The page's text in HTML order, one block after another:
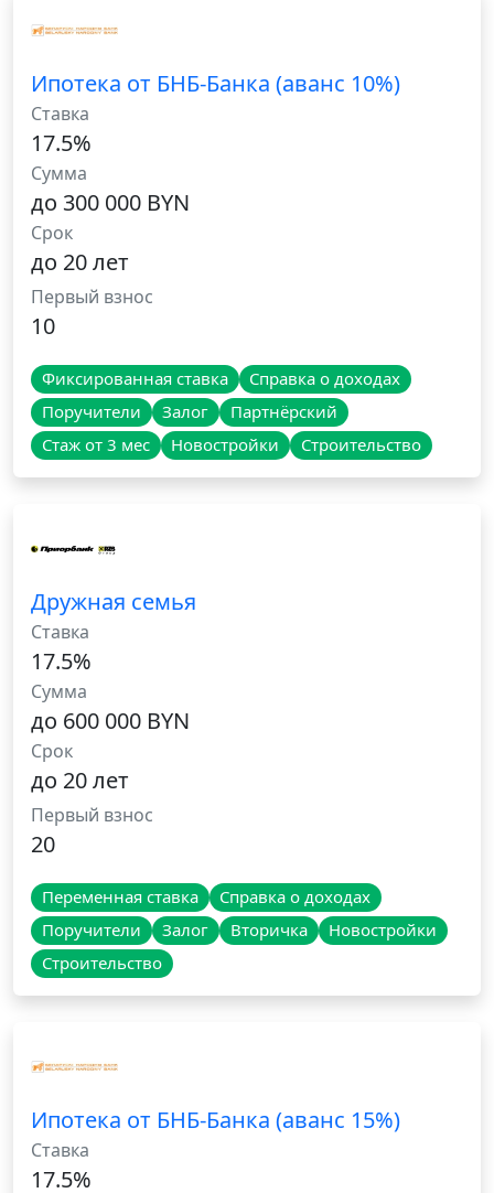
Ипотека от БНБ-Банка (аванс 10%)
Ставка
17.5%
Сумма
до 300 000 BYN
Срок
до 20 лет
Первый взнос
10
Фиксированная ставка
Справка о доходах
Поручители
Залог
Партнёрский
Стаж от 3 мес
Новостройки Строительство
Дружная семья
Ставка
17.5%
Сумма
до 600 000 BYN
Срок
до 20 лет
Первый взнос
20
Переменная ставка
Справка о доходах
Поручители
Залог Вторичка
Новостройки
Строительство
Ипотека от БНБ-Банка (аванс 15%)
Ставка
17.5%